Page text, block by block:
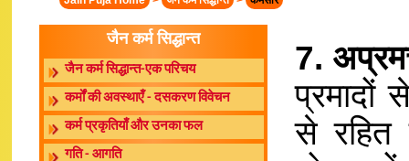
जैन कर्म सिद्धान्त
जैन कर्म सिद्धान्त-एक परिचय
कर्मों की अवस्थाएँ - दसकरण विवेचन
कर्म प्रकृतियाँ और उनका फल
गति - आगति
7.
प्रमादों
से रहित